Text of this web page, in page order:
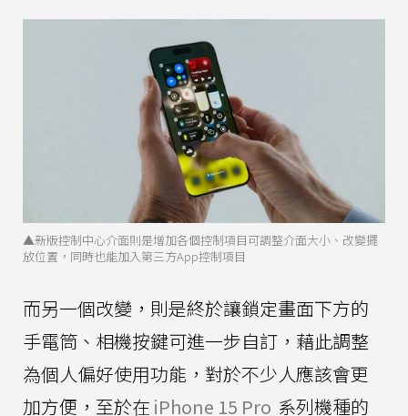
▲新版控制中心介面則是增加各個控制項目可調整介面大小、改變擺
放位置，同時也能加入第三方App控制項目
而另一個改變，則是終於讓鎖定畫面下方的
手電筒、相機按鍵可進一步自訂，藉此調整
為個人偏好使用功能，對於不少人應該會更
加方便，至於在 iPhone 15 Pro 系列機種的